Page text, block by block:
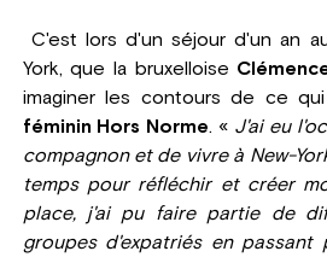
C'est lors d'un séjour d'un an
York, que la bruxelloise
imaginer les contours de ce
féminin Hors Norme. « J'ai eu
compagnon et de vivre à New-
temps pour réfléchir et créer
place, j'ai pu faire partie de
groupes d'expatriés en passant